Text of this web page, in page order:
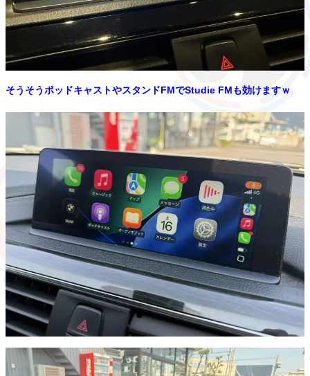
そうそうポッドキャストやスタンドFMでStudie FMも効けますｗ